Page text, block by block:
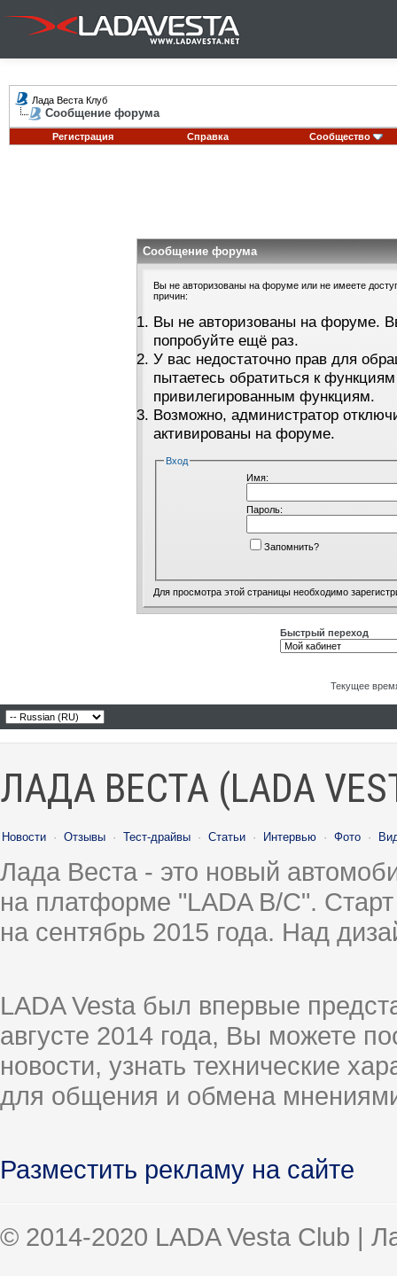
Лада Веста Клуб
Сообщение форума
Регистрация Справка Сообщество
Сообщение форума
Вы не авторизованы на форуме или не имеете
причин:
Вы не авторизованы на форуме.
попробуйте ещё раз.
У вас недостаточно прав для
пытаетесь обратиться к
привилегированным функциям.
Возможно, администратор
активированы на форуме.
Вход
Имя:
Пароль:
Запомнить?
Для просмотра этой страницы необходимо
Быстрый переход
Текущее
ЛАДА ВЕСТА (LADA
Новости · Отзывы · Тест-драйвы · Статьи · Интервью · Фото ·
Лада Веста - это новый
на платформе "LADA B/C".
на сентябрь 2015 года. Над
LADA Vesta был впервые
августе 2014 года, Вы можете
новости, узнать технические
для общения и обмена
Разместить рекламу на сайте
© 2014-2020 LADA Vesta Club |